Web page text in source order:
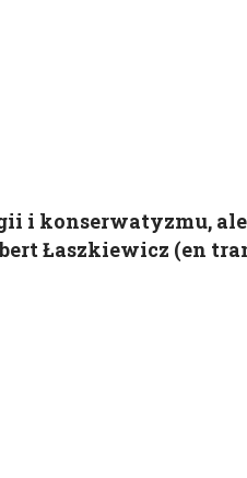
i konserwatyzmu,
Łaszkiewicz (en